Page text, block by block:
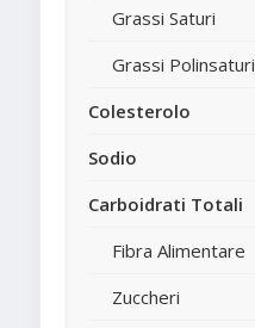
Grassi Saturi
Grassi Polinsaturi
Colesterolo
Sodio
Carboidrati Totali
Fibra Alimentare
Zuccheri